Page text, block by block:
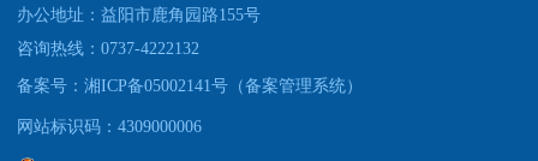
办公地址：益阳市鹿角园路155号
咨询热线：0737-4222132
备案号：湘ICP备05002141号（备案管理系统）
网站标识码：4309000006